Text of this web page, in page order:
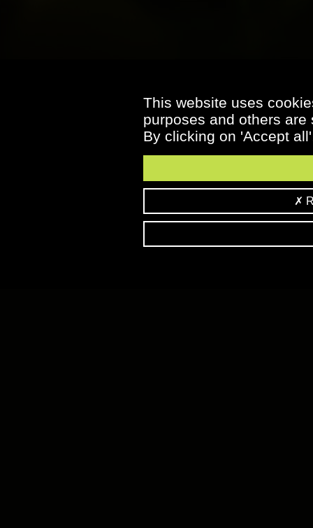
This website uses
purposes and others
By clicking on 'Accept